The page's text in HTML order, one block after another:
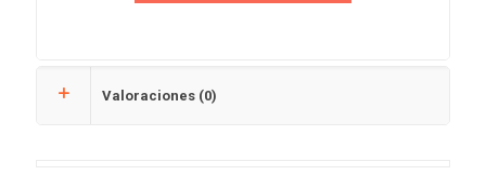
Valoraciones (0)